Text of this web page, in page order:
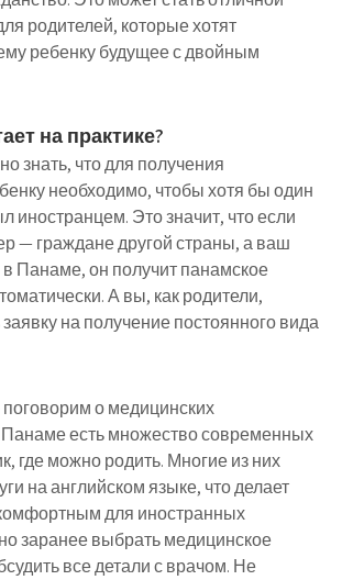
родителей, которые хотят
ребенку будущее с двойным
на практике?
знать, что для получения
необходимо, чтобы хотя бы один
иностранцем. Это значит, что если
— граждане другой страны, а ваш
Панаме, он получит панамское
А вы, как родители,
на получение постоянного вида
о медицинских
есть множество современных
где можно родить. Многие из них
на английском языке, что делает
для иностранных
заранее выбрать медицинское
все детали с врачом. Не